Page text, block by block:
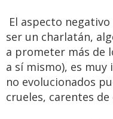
El aspecto
ser un charlatán,
a prometer más de
a sí mismo), es
no evolucionados
crueles, carentes